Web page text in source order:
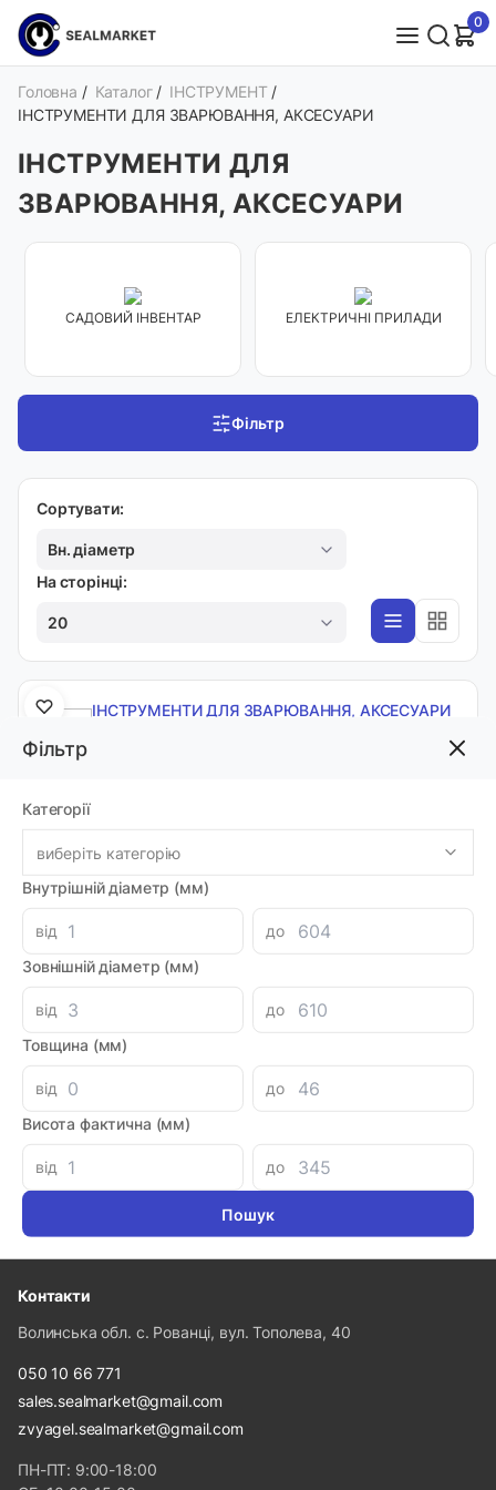
0
Фільтр
Категорії
виберіть категорію
Внутрішній діаметр (мм)
від
до
Зовнішній діаметр (мм)
від
до
Товщина (мм)
від
до
Висота фактична (мм)
від до
Головна / Каталог / ІНСТРУМЕНТ /
ІНСТРУМЕНТИ ДЛЯ ЗВАРЮВАННЯ, АКСЕСУАРИ
ІНСТРУМЕНТИ ДЛЯ
ЗВАРЮВАННЯ, АКСЕСУАРИ
САДОВИЙ ІНВЕНТАР ЕЛЕКТРИЧНІ ПРИЛАДИ
Фільтр
Сортувати:
Вн. діаметр
На сторінці:
20
ІНСТРУМЕНТИ ДЛЯ ЗВАРЮВАННЯ, АКСЕСУАРИ
Інформація
Про компанію
Доставка і оплата
Гарантія та повернення
Політика конфіденційності
Популярні категорії
Контакти
Волинська обл. с. Рованці, вул. Тополева, 40
050 10 66 771
sales.sealmarket@gmail.com
zvyagel.sealmarket@gmail.com
ПН-ПТ: 9:00-18:00